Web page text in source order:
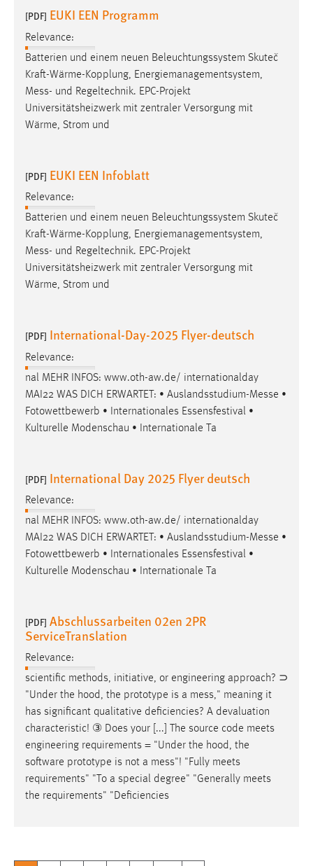
[PDF] EUKI EEN Programm
Relevance:
Batterien und einem neuen Beleuchtungssystem Skuteč
Kraft-Wärme-Kopplung, Energiemanagementsystem,
Mess- und Regeltechnik. EPC-Projekt
Universitätsheizwerk mit zentraler Versorgung mit
Wärme, Strom und
[PDF] EUKI EEN Infoblatt
Relevance:
Batterien und einem neuen Beleuchtungssystem Skuteč
Kraft-Wärme-Kopplung, Energiemanagementsystem,
Mess- und Regeltechnik. EPC-Projekt
Universitätsheizwerk mit zentraler Versorgung mit
Wärme, Strom und
[PDF] International-Day-2025 Flyer-deutsch
Relevance:
nal MEHR INFOS: www.oth-aw.de/ internationalday
MAI22 WAS DICH ERWARTET: • Auslandsstudium-Messe •
Fotowettbewerb • Internationales Essensfestival •
Kulturelle Modenschau • Internationale Ta
[PDF] International Day 2025 Flyer deutsch
Relevance:
nal MEHR INFOS: www.oth-aw.de/ internationalday
MAI22 WAS DICH ERWARTET: • Auslandsstudium-Messe •
Fotowettbewerb • Internationales Essensfestival •
Kulturelle Modenschau • Internationale Ta
[PDF] Abschlussarbeiten 02en 2PR
ServiceTranslation
Relevance:
scientific methods, initiative, or engineering approach? ⊃
"Under the hood, the prototype is a mess," meaning it
has significant qualitative deficiencies? A devaluation
characteristic! ③ Does your [...] The source code meets
engineering requirements = "Under the hood, the
software prototype is not a mess"! "Fully meets
requirements" "To a special degree" "Generally meets
the requirements" "Deficiencies